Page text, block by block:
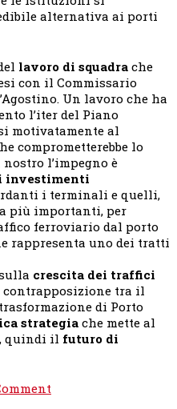
alternativa ai porti
lavoro di squadrache
con il Commissario
Un lavoro che ha
l’iter del Piano
motivatamente al
comprometterebbe lo
l’impegno è
investimenti
i terminali e quelli,
più importanti, per
ferroviario dal porto
rappresenta uno dei tratti
crescita dei traffici
contrapposizione tra il
di Porto
strategiache mette al
quindi il futuro di
on